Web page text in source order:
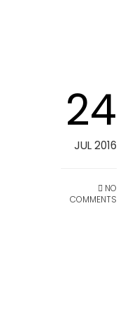
24
JUL 2016
NO
COMMENTS